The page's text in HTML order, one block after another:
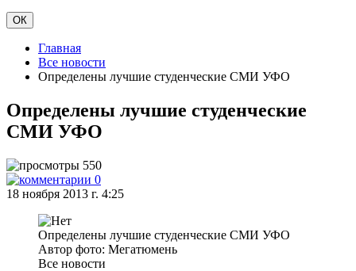
ОК
Главная
Все новости
Определены лучшие студенческие СМИ УФО
Определены лучшие студенческие
СМИ УФО
550
0
18 ноября 2013 г. 4:25
Определены лучшие студенческие СМИ УФО
Автор фото: Мегатюмень
Все новости